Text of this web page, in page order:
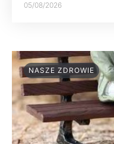
05/08/2026
NASZE ZDROWIE